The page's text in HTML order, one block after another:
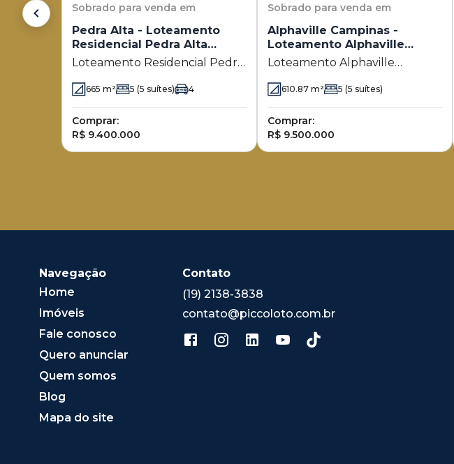
Sobrado para venda em
Pedra Alta - Loteamento
Residencial Pedra Alta
(Sousas)
Loteamento Residencial Pedra
665 m² 5 (5 suítes) 4
Comprar:
R$ 9.400.000
Sobrado para venda em
Alphaville Campinas -
Loteamento Alphaville
Campinas
Loteamento Alphaville
610.87 m² 5 (5 suítes)
Comprar:
R$ 9.500.000
Navegação
Home
Imóveis
Fale conosco
Quero anunciar
Quem somos
Blog
Mapa do site
Contato
(19) 2138-3838
contato@piccoloto.com.br